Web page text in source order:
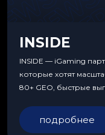
INSIDE
INSIDE — iGaming
которые хотят
80+ GEO, быстрые
подробнее